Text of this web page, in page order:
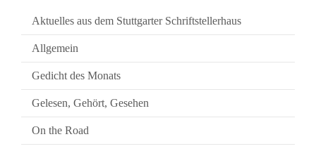
Aktuelles aus dem Stuttgarter Schriftstellerhaus
Allgemein
Gedicht des Monats
Gelesen, Gehört, Gesehen
On the Road